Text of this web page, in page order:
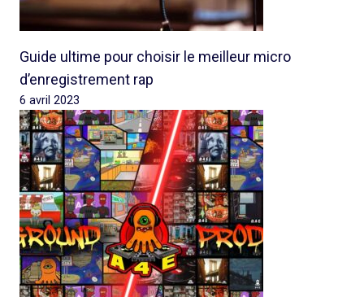
Guide ultime pour choisir le meilleur micro
d’enregistrement rap
6 avril 2023